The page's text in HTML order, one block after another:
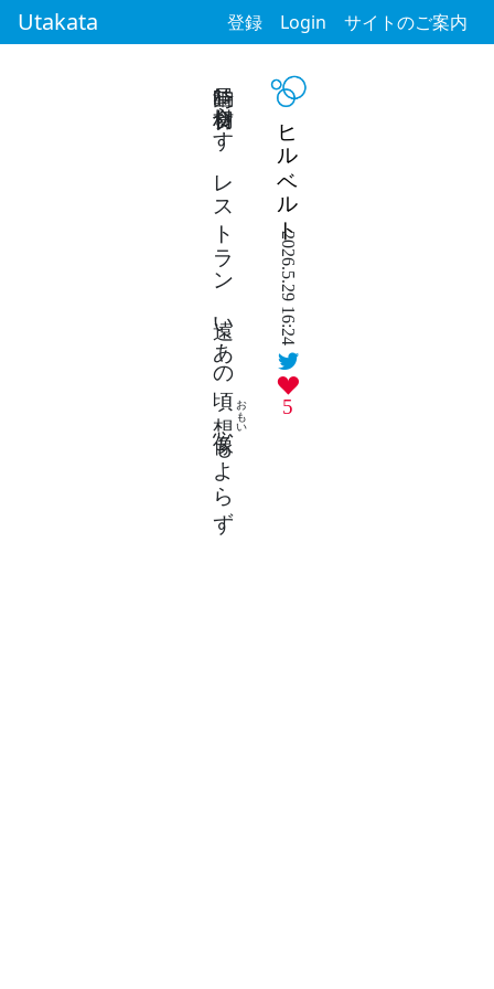
Utakata 登録 Login サイトのご案内
ヒルベルト
2026.5.29 16:24
5
昼餉時 食材切らす レストラン 遠いあの頃
想像おもい
もよらず